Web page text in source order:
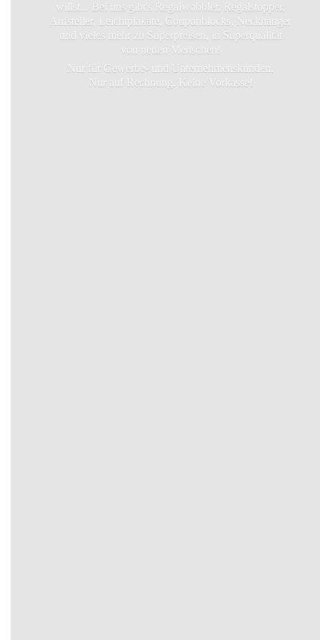
willst... Bei uns gibt's Regalwobbler, Regalstopper,
Aufsteller, Leichtplakate, Couponblocks, Neckhanger
und vieles mehr zu Superpreisen, in Superqualität
von netten Menschen!
Nur für Gewerbe- und Unternehmenskunden.
Nur auf Rechnung. Keine Vorkasse!